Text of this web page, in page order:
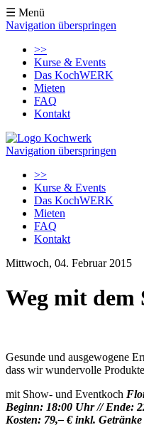
☰ Menü
Navigation überspringen
>>
Kurse & Events
Das KochWERK
Mieten
FAQ
Kontakt
Navigation überspringen
>>
Kurse & Events
Das KochWERK
Mieten
FAQ
Kontakt
Mittwoch, 04. Februar 2015
Weg mit dem
Gesunde und ausgewogene
dass wir wundervolle
mit Show- und Eventkoch
Beginn: 18:00 Uhr // Ende:
Kosten: 79,– € inkl. Getränke